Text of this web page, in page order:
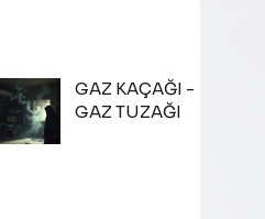
GAZ KAÇAĞI -
GAZ TUZAĞI